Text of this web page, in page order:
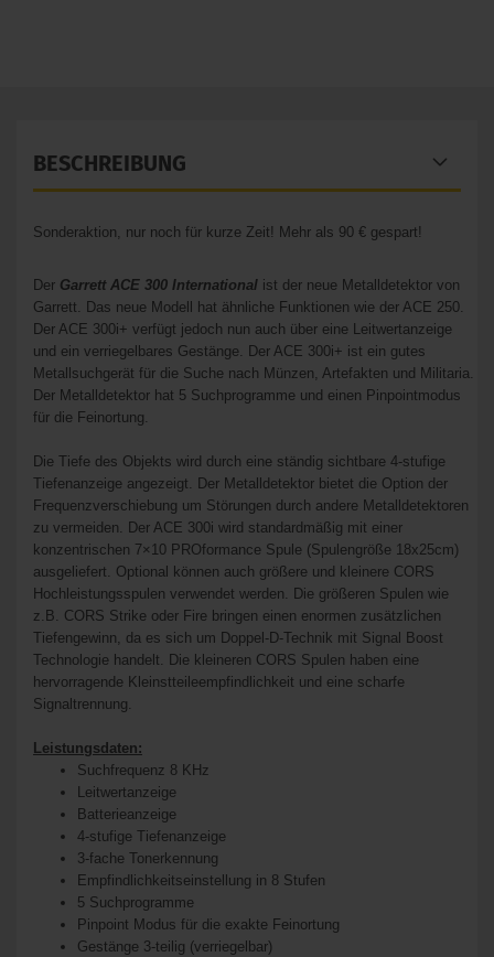
BESCHREIBUNG
Sonderaktion, nur noch für kurze Zeit! Mehr als 90 € gespart!
Der Garrett ACE 300 International ist der neue Metalldetektor von
Garrett. Das neue Modell hat ähnliche Funktionen wie der ACE 250.
Der ACE 300i+ verfügt jedoch nun auch über eine Leitwertanzeige
und ein verriegelbares Gestänge. Der ACE 300i+ ist ein gutes
Metallsuchgerät für die Suche nach Münzen, Artefakten und Militaria.
Der Metalldetektor hat 5 Suchprogramme und einen Pinpointmodus
für die Feinortung.
Die Tiefe des Objekts wird durch eine ständig sichtbare 4-stufige
Tiefenanzeige angezeigt. Der Metalldetektor bietet die Option der
Frequenzverschiebung um Störungen durch andere Metalldetektoren
zu vermeiden. Der ACE 300i wird standardmäßig mit einer
konzentrischen 7×10 PROformance Spule (Spulengröße 18x25cm)
ausgeliefert. Optional können auch größere und kleinere CORS
Hochleistungsspulen verwendet werden. Die größeren Spulen wie
z.B. CORS Strike oder Fire bringen einen enormen zusätzlichen
Tiefengewinn, da es sich um Doppel-D-Technik mit Signal Boost
Technologie handelt. Die kleineren CORS Spulen haben eine
hervorragende Kleinstteileempfindlichkeit und eine scharfe
Signaltrennung.
Leistungsdaten:
Suchfrequenz 8 KHz
Leitwertanzeige
Batterieanzeige
4-stufige Tiefenanzeige
3-fache Tonerkennung
Empfindlichkeitseinstellung in 8 Stufen
5 Suchprogramme
Pinpoint Modus für die exakte Feinortung
Gestänge 3-teilig (verriegelbar)